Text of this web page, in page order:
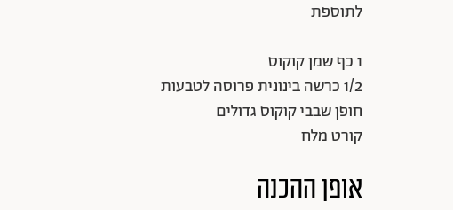
לתוספת
1 כף שמן קוקוס
1/2 כרשה בינונית פרוסה לטבעות
חופן שבבי קוקוס גדולים
קורט מלח
אופן ההכנה